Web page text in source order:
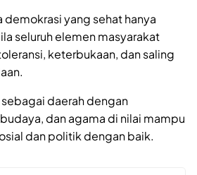
demokrasi yang sehat hanya
seluruh elemen masyarakat
keterbukaan, dan saling
daerah dengan
dan agama di nilai mampu
dan politik dengan baik.